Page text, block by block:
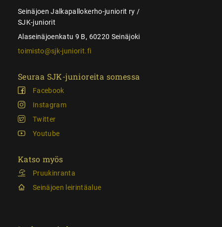
Seinäjoen Jalkapallokerho-juniorit ry /
SJK-juniorit
Alaseinäjoenkatu 9 B, 60220 Seinäjoki
toimisto@sjk-juniorit.fi
Seuraa SJK-junioreita somessa
Facebook
Instagram
Twitter
Youtube
Katso myös
Pruukinranta
Seinäjoen leirintäalue